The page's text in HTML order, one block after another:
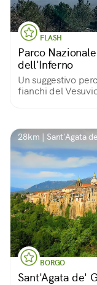
FLASH
Parco
dell'Inferno
Un suggestivo
fianchi del
28km | Sant'Agata
BORGO
Sant'Agata de'